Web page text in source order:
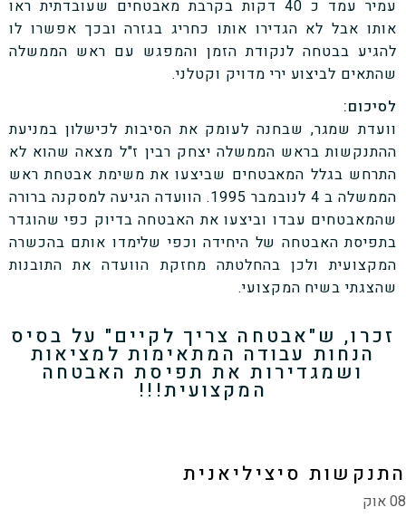
עמיר עמד כ 40 דקות בקרבת מאבטחים שעובדתית ראו
אותו אבל לא הגדירו אותו כחריג בגזרה ובכך אפשרו לו
להגיע בבטחה לנקודת הזמן והמפגש עם ראש הממשלה
שהתאים לביצוע ירי מדויק וקטלני.
לסיכום:
וועדת שמגר, שבחנה לעומק את הסיבות לכישלון במניעת
ההתנקשות בראש הממשלה יצחק רבין ז"ל מצאה שהוא לא
התרחש בגלל המאבטחים שביצעו את משימת אבטחת ראש
הממשלה ב 4 לנובמבר 1995. הוועדה הגיעה למסקנה ברורה
שהמאבטחים עבדו וביצעו את האבטחה בדיוק כפי שהוגדר
בתפיסת האבטחה של היחידה וכפי שלימדו אותם בהכשרה
המקצועית ולכן בהחלטתה מחזקת הוועדה את התובנות
שהצגתי בשיח המקצועי.
זכרו, ש"אבטחה צריך לקיים" על בסיס
הנחות עבודה המתאימות למציאות
ושמגדירות את תפיסת האבטחה
המקצועית!!!
התנקשות סיציליאנית
08 אוק